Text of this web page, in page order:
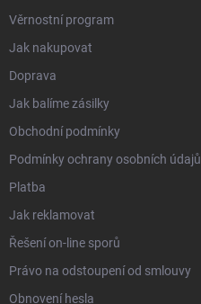
Věrnostní program
Jak nakupovat
Doprava
Jak balíme zásilky
Obchodní podmínky
Podmínky ochrany osobních údajů
Platba
Jak reklamovat
Řešení on-line sporů
Právo na odstoupení od smlouvy
Obnovení hesla